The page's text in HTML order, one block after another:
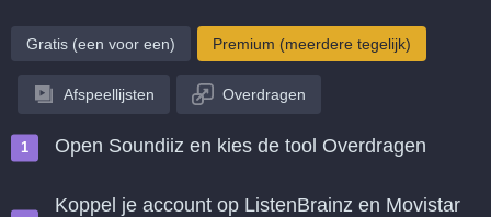
Gratis (een voor een) Premium (meerdere tegelijk)
Afspeellijsten Overdragen
Open Soundiiz en kies de tool Overdragen
Koppel je account op ListenBrainz en Movistar